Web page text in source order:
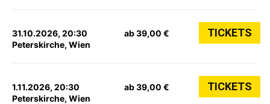
31.10.2026, 20:30
Peterskirche, Wien
ab 39,00 € TICKETS
1.11.2026, 20:30
Peterskirche, Wien
ab 39,00 € TICKETS